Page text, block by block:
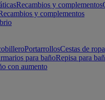
Recambios y complementos
y complementos
PortarrollosCestas de ropa
para bañoRepisa para
con aumento